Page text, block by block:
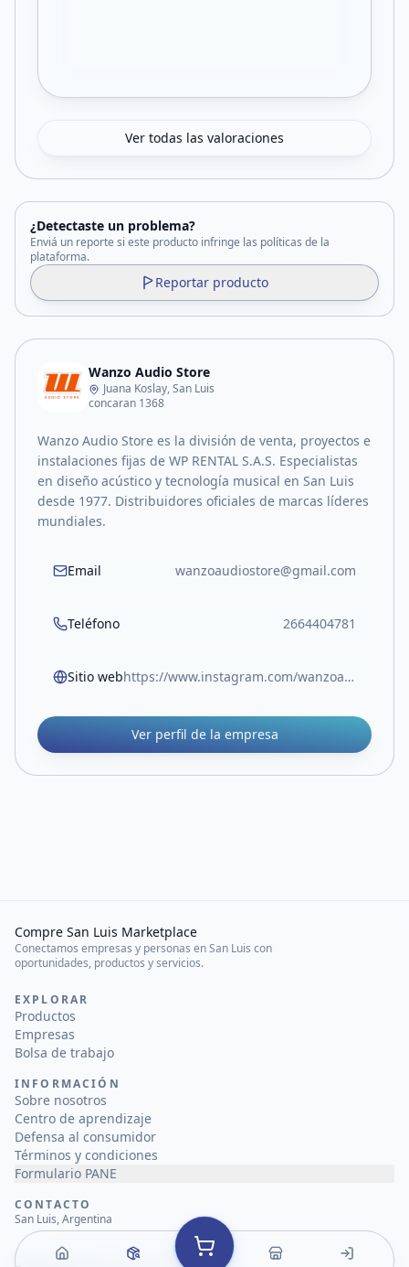
Ver todas las valoraciones
¿Detectaste un problema?
Enviá un reporte si este producto infringe las políticas de la
plataforma.
Reportar producto
Wanzo Audio Store
Juana Koslay, San Luis
concaran 1368
Wanzo Audio Store es la división de venta, proyectos e
instalaciones fijas de WP RENTAL S.A.S. Especialistas
en diseño acústico y tecnología musical en San Luis
desde 1977. Distribuidores oficiales de marcas líderes
mundiales.
Email wanzoaudiostore@gmail.com
Teléfono 2664404781
Sitio web https://www.instagram.com/wanzoaudiostore/
Ver perfil de la empresa
Compre San Luis Marketplace
Conectamos empresas y personas en San Luis con
oportunidades, productos y servicios.
EXPLORAR
Productos
Empresas
Bolsa de trabajo
INFORMACIÓN
Sobre nosotros
Centro de aprendizaje
Defensa al consumidor
Términos y condiciones
Formulario PANE
CONTACTO
San Luis, Argentina